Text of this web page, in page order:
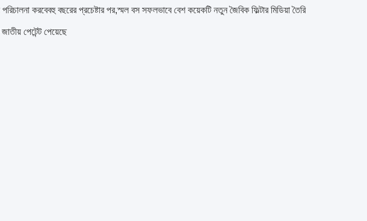
করবেবহু বছরের প্রচেষ্টার পর,স্মল বস সফলভাবে বেশ কয়েকটি নতুন জৈবিক ফিল্টার মিডিয়া তৈরি
পেটেন্ট পেয়েছে